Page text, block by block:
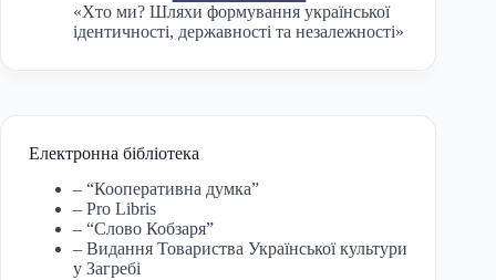
«Хто ми? Шляхи формування української
ідентичності, державності та незалежності»
Електронна бібліотека
– “Кооперативна думка”
– Pro Libris
– “Слово Кобзаря”
– Видання Товариства Української культури
у Загребі